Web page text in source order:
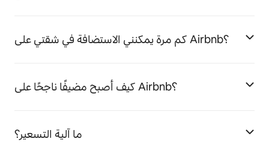
كم مرة يمكنني الاستضافة في شقتي على Airbnb؟
كيف أصبح مضيفًا ناجحًا على Airbnb؟
ما آلية التسعير؟